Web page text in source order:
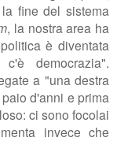
fine del sistema
, la nostra area ha
è diventata
democrazia".
a "una destra
paio d'anni e prima
ci sono focolai
invece che